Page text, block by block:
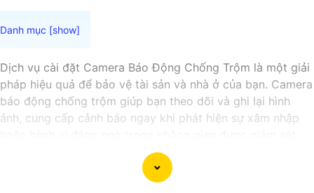
Dịch vụ cài đặt Camera Báo Động Chống Trộm là một giải
pháp hiệu quả để bảo vệ tài sản và nhà ở của bạn. Camera
báo động chống trộm giúp bạn theo dõi và ghi lại hình
ảnh, cung cấp cảnh báo ngay khi phát hiện sự xâm nhập
Nếu bạn quan tâm đến việc lắp đặt Camera Báo Động
Chống Trộm, bạn có thể liên hệ với các công ty cung cấp
dịch vụ lắp đặt camera hoặc công ty an ninh chuyên